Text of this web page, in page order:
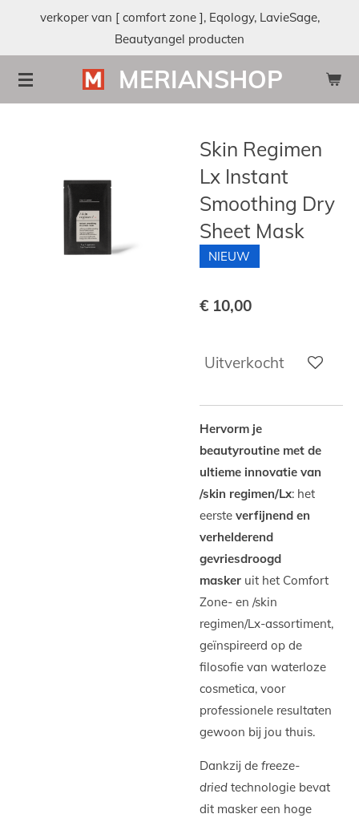
de
hoofdinhoud
MERIANSHOP
verkoper van [ comfort zone ], Eqology, LavieSage,
Beautyangel producten
Skin Regimen
Lx Instant
Smoothing Dry
Sheet Mask
NIEUW
€ 10,00
Uitverkocht
Hervorm je
beautyroutine met de
ultieme innovatie van
/skin regimen/Lx: het
eerste verfijnend en
verhelderend
gevriesdroogd
masker uit het Comfort
Zone- en /skin
regimen/Lx-assortiment,
geïnspireerd op de
filosofie van waterloze
cosmetica, voor
professionele resultaten
gewoon bij jou thuis.
Dankzij de freeze-
dried technologie bevat
dit masker een hoge